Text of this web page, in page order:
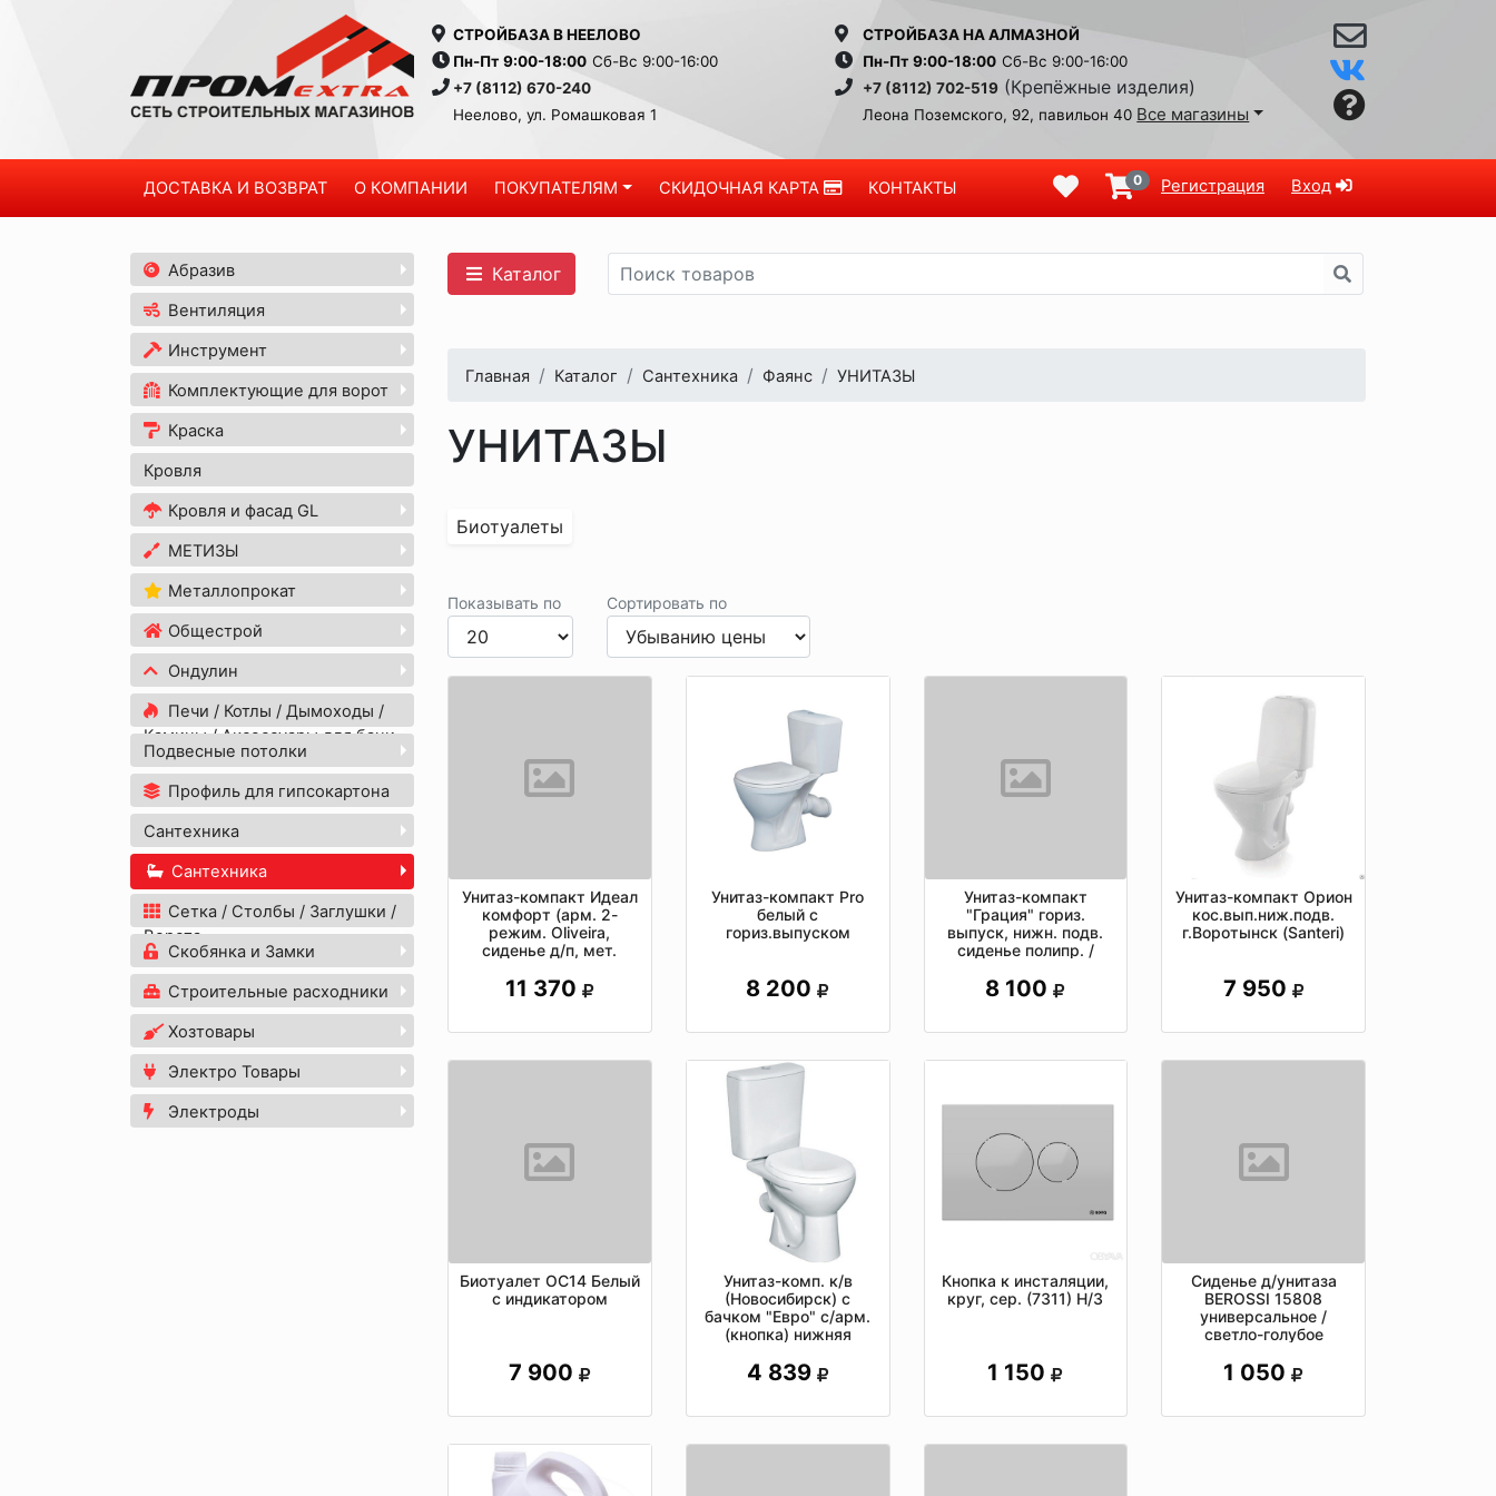
СТРОЙБАЗА В НЕЕЛОВО
Пн-Пт 9:00-18:00 Сб-Вс 9:00-16:00
+7 (8112) 670-240
Неелово, ул. Ромашковая 1
СТРОЙБАЗА НА АЛМАЗНОЙ
Пн-Пт 9:00-18:00 Сб-Вс 9:00-16:00
+7 (8112) 702-519 (Крепёжные изделия)
Леона Поземского, 92, павильон 40 Все магазины
ДОСТАВКА И ВОЗВРАТ О КОМПАНИИ ПОКУПАТЕЛЯМ СКИДОЧНАЯ КАРТА КОНТАКТЫ 0 Регистрация Вход
Абразив
Вентиляция
Инструмент
Комплектующие для ворот
Краска
Кровля
Кровля и фасад GL
МЕТИЗЫ
Металлопрокат
Общестрой
Ондулин
Печи / Котлы / Дымоходы /
Камины / Аксессуары для бани
Подвесные потолки
Профиль для гипсокартона
Сантехника
Сантехника
Сетка / Столбы / Заглушки /
Ворота
Скобянка и Замки
Строительные расходники
Хозтовары
Электро Товары
Электроды
Каталог
Главная Каталог Сантехника Фаянс УНИТАЗЫ
УНИТАЗЫ
Биотуалеты
Показывать по Сортировать по
Унитаз-компакт Идеал
комфорт (арм. 2-
режим. Oliveira,
сиденье д/п, мет.
SANITA
11 370
Унитаз-компакт Pro
белый с
гориз.выпуском
8 200
Унитаз-компакт
"Грация" гориз.
выпуск, нижн. подв.
сиденье полипр. /
8 100
Унитаз-компакт Орион
кос.вып.ниж.подв.
г.Воротынск (Santeri)
7 950
Биотуалет ОС14 Белый
с индикатором
7 900
Унитаз-комп. к/в
(Новосибирск) с
бачком "Евро" с/арм.
(кнопка) нижняя
4 839
Кнопка к инсталяции,
круг, сер. (7311) Н/З
1 150
Сиденье д/унитаза
BEROSSI 15808
универсальное /
светло-голубое
1 050